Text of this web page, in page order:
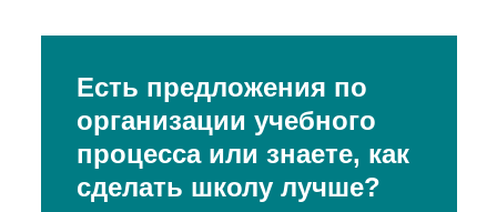
Есть предложения по
организации учебного
процесса или знаете, как
сделать школу лучше?